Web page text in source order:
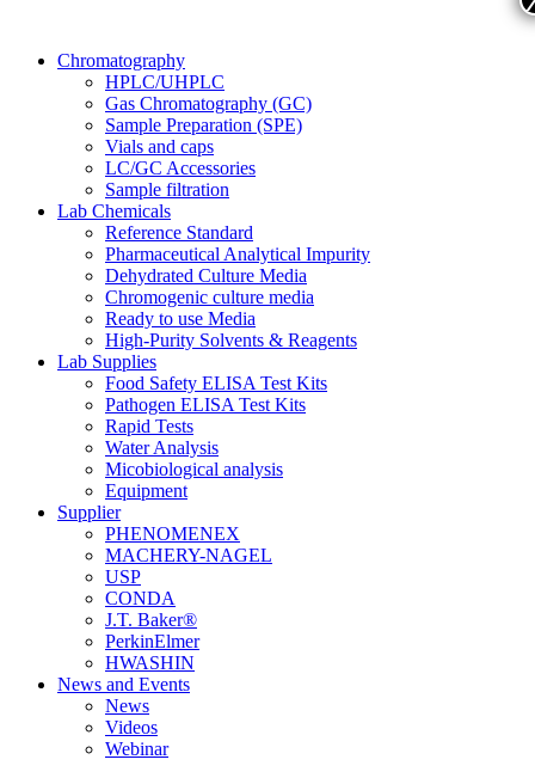
Chromatography
HPLC/UHPLC
Gas Chromatography (GC)
Sample Preparation (SPE)
Vials and caps
LC/GC Accessories
Sample filtration
Lab Chemicals
Reference Standard
Pharmaceutical Analytical Impurity
Dehydrated Culture Media
Chromogenic culture media
Ready to use Media
High-Purity Solvents & Reagents
Lab Supplies
Food Safety ELISA Test Kits
Pathogen ELISA Test Kits
Rapid Tests
Water Analysis
Micobiological analysis
Equipment
Supplier
PHENOMENEX
MACHERY-NAGEL
USP
CONDA
J.T. Baker®
PerkinElmer
HWASHIN
News and Events
News
Videos
Webinar